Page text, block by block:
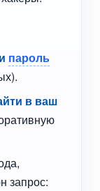
пароль
в ваш
запрос: